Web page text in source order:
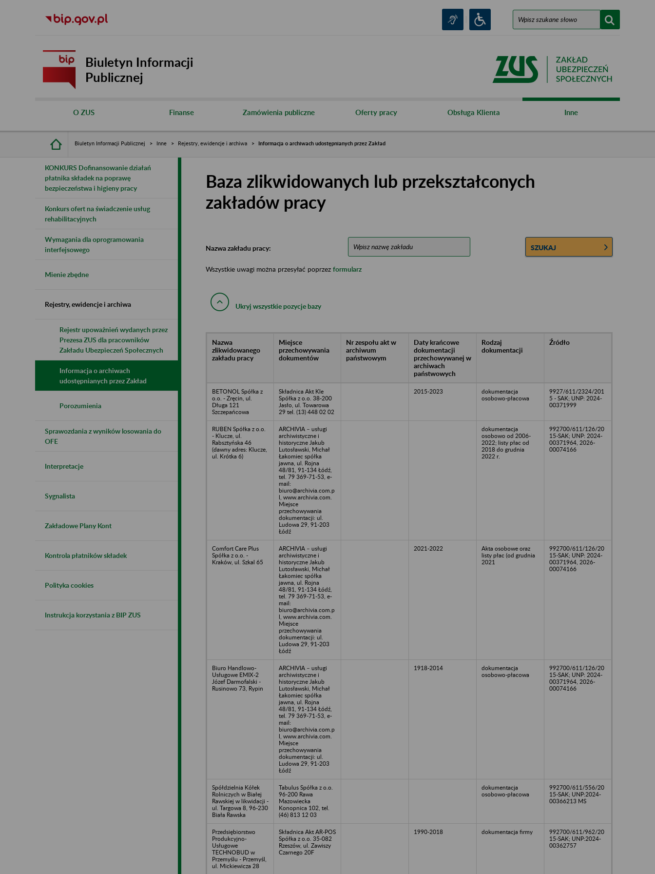
Biuletyn Informacji
Publicznej
O ZUS Finanse Zamówienia publiczne Oferty pracy Obsługa Klienta Inne
Biuletyn Informacji Publicznej Inne Rejestry, ewidencje i archiwa Informacja o archiwach udostępnianych przez Zakład
KONKURS Dofinansowanie działań
płatnika składek na poprawę
bezpieczeństwa i higieny pracy
Konkurs ofert na świadczenie usług
rehabilitacyjnych
Wymagania dla oprogramowania
interfejsowego
Mienie zbędne
Rejestry, ewidencje i archiwa
Rejestr upoważnień wydanych przez
Prezesa ZUS dla pracowników
Zakładu Ubezpieczeń Społecznych
Informacja o archiwach
udostępnianych przez Zakład
Porozumienia
Sprawozdania z wyników losowania do
OFE
Interpretacje
Sygnalista
Zakładowe Plany Kont
Kontrola płatników składek
Polityka cookies
Instrukcja korzystania z BIP ZUS
Baza zlikwidowanych lub przekształconych
zakładów pracy
Nazwa zakładu pracy: SZUKAJ
Wszystkie uwagi można przesyłać poprzez formularz
Ukryj wszystkie pozycje bazy
Nazwa
zlikwidowanego
zakładu pracy
Miejsce
przechowywania
dokumentów
Nr zespołu akt w
archiwum
państwowym
Daty krańcowe
dokumentacji
przechowywanej w
archiwach
państwowych
Rodzaj
dokumentacji
Źródło
BETONOL Spółka z
o.o. - Zręcin, ul.
Długa 121
Szczepańcowa
Składnica Akt Kle
Spółka z o.o. 38-200
Jasło, ul. Towarowa
29 tel. (13) 448 02 02
2015-2023
dokumentacja
osobowo-płacowa
9927/611/2324/201
5 - SAK; UNP: 2024-
00371999
RUBEN Spółka z o.o.
- Klucze, ul.
Rabsztyńska 46
(dawny adres: Klucze,
ul. Krótka 6)
ARCHIVIA – usługi
archiwistyczne i
historyczne Jakub
Lutosławski, Michał
Łakomiec spółka
jawna, ul. Rojna
48/81, 91-134 Łódź,
tel. 79 369-71-53, e-
mail:
biuro@archivia.com.p
l, www.archivia.com.
Miejsce
przechowywania
dokumentacji: ul.
Ludowa 29, 91-203
Łódź
dokumentacja
osobowo od 2006-
2022; listy płac od
2018 do grudnia
2022 r.
992700/611/126/20
15-SAK; UNP: 2024-
00371964, 2026-
00074166
Comfort Care Plus
Spółka z o.o. -
Kraków, ul. Szkal 65
ARCHIVIA – usługi
archiwistyczne i
historyczne Jakub
Lutosławski, Michał
Łakomiec spółka
jawna, ul. Rojna
48/81, 91-134 Łódź,
tel. 79 369-71-53, e-
mail:
biuro@archivia.com.p
l, www.archivia.com.
Miejsce
przechowywania
dokumentacji: ul.
Ludowa 29, 91-203
Łódź
2021-2022
Akta osobowe oraz
listy płac (od grudnia
2021
992700/611/126/20
15-SAK; UNP: 2024-
00371964, 2026-
00074166
Biuro Handlowo-
Usługowe EMIX-2
Józef Darmofalski -
Rusinowo 73, Rypin
ARCHIVIA – usługi
archiwistyczne i
historyczne Jakub
Lutosławski, Michał
Łakomiec spółka
jawna, ul. Rojna
48/81, 91-134 Łódź,
tel. 79 369-71-53, e-
mail:
biuro@archivia.com.p
l, www.archivia.com.
Miejsce
przechowywania
dokumentacji: ul.
Ludowa 29, 91-203
Łódź
1918-2014
dokumentacja
osobowo-płacowa
992700/611/126/20
15-SAK; UNP: 2024-
00371964, 2026-
00074166
Spółdzielnia Kółek
Rolniczych w Białej
Rawskiej w likwidacji -
ul. Targowa 8, 96-230
Biała Rawska
Tabulus Spółka z o.o.
96-200 Rawa
Mazowiecka
Konopnica 102, tel.
(46) 813 12 03
dokumentacja
osobowo-płacowa
992700/611/556/20
15-SAK; UNP:2024-
00366213 MS
Przedsiębiorstwo
Produkcyjno-
Usługowe
TECHNOBUD w
Przemyślu - Przemyśl,
ul. Mickiewicza 28
Składnica Akt AR-POS
Spółka z o.o. 35-082
Rzeszów, ul. Zawiszy
Czarnego 20F
1990-2018 dokumentacja firmy
992700/611/962/20
15-SAK; UNP:2024-
00362757